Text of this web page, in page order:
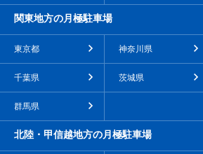
関東地方の月極駐車場
東京都 神奈川県
千葉県 茨城県
群馬県
北陸・甲信越地方の月極駐車場